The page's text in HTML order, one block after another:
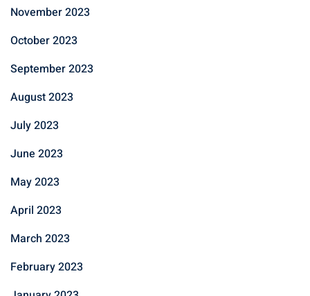
November 2023
October 2023
September 2023
August 2023
July 2023
June 2023
May 2023
April 2023
March 2023
February 2023